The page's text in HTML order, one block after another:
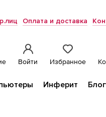
Оплата и доставка
Войти Избранное
Инферит
Блог